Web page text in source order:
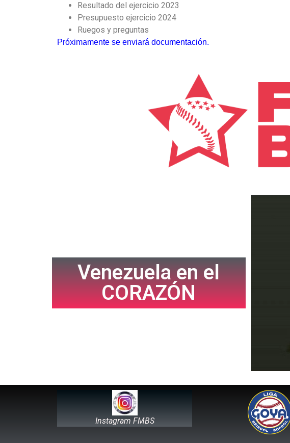
Resultado del ejercicio 2023
Presupuesto ejercicio 2024
Ruegos y preguntas
Próximamente se enviará documentación.
Venezuela en el
CORAZÓN
Instagram FMBS